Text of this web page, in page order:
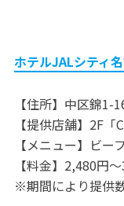
ホテルJALシティ
【住所】中区錦1-
【提供店舗】2F「
【メニュー】ビー
【料金】2,480円
※期間により提供